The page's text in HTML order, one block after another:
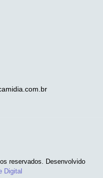
reservados. Desenvolvido
Digital